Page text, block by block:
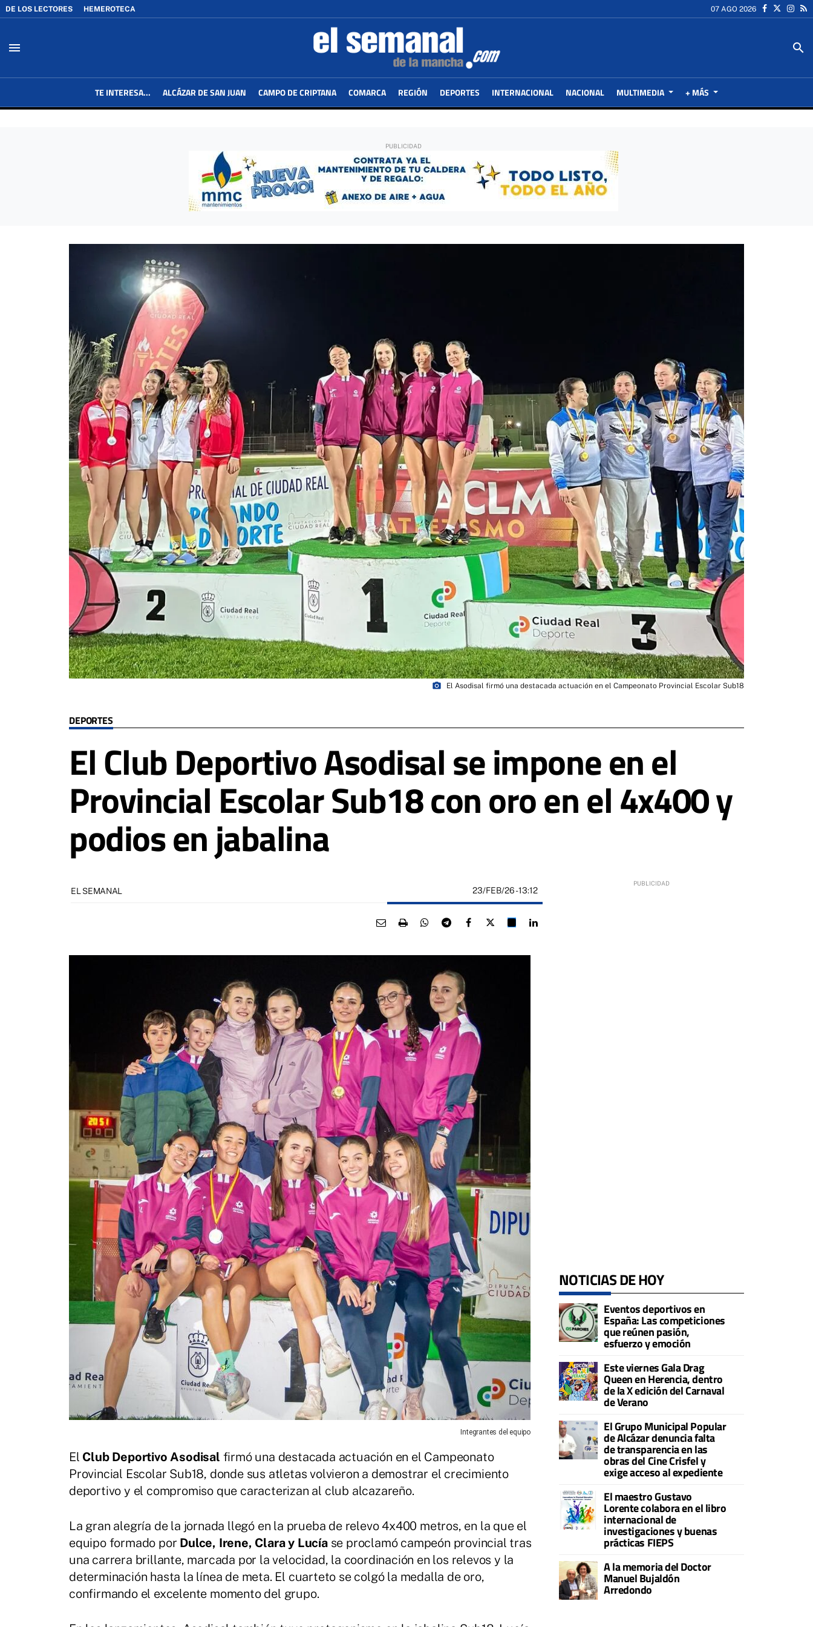
DE LOS LECTORES HEMEROTECA 07 AGO 2026
menu search
TE INTERESA... ALCÁZAR DE SAN JUAN CAMPO DE CRIPTANA COMARCA REGIÓN DEPORTES INTERNACIONAL NACIONAL MULTIMEDIA + MÁS
DEPORTES
El Club Deportivo Asodisal se impone en el
Provincial Escolar Sub18 con oro en el 4x400 y
podios en jabalina
photo_camera El Asodisal firmó una destacada actuación en el Campeonato Provincial Escolar Sub18
EL SEMANAL 23/FEB/26- 13:12
Integrantes del equipo
El Club Deportivo Asodisal firmó una destacada actuación en el Campeonato
Provincial Escolar Sub18, donde sus atletas volvieron a demostrar el crecimiento
deportivo y el compromiso que caracterizan al club alcazareño.
La gran alegría de la jornada llegó en la prueba de relevo 4x400 metros, en la que el
equipo formado por Dulce, Irene, Clara y Lucíase proclamó campeón provincial tras
una carrera brillante, marcada por la velocidad, la coordinación en los relevos y la
determinación hasta la línea de meta. El cuarteto se colgó la medalla de oro,
confirmando el excelente momento del grupo.
NOTICIAS DE HOY
Eventos deportivos en
España: Las competiciones
que reúnen pasión,
esfuerzo y emoción
Este viernes Gala Drag
Queen en Herencia, dentro
de la X edición del Carnaval
de Verano
El Grupo Municipal Popular
de Alcázar denuncia falta
de transparencia en las
obras del Cine Crisfel y
exige acceso al expediente
El maestro Gustavo
Lorente colabora en el libro
internacional de
investigaciones y buenas
prácticas FIEPS
A la memoria del Doctor
Manuel Bujaldón
Arredondo